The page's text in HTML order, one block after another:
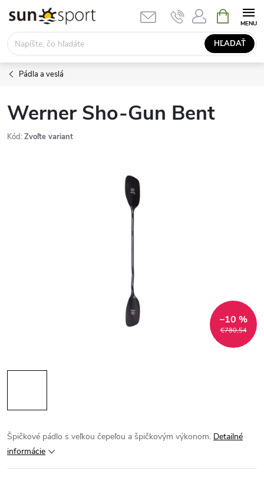
obsah
HĽADAŤ
KOŠÍK
Pádla a veslá
Werner Sho-Gun Bent
Kód: Zvoľte variant
€780,54
–10 %
Špičkové pádlo s veľkou čepeľou a špičkovým výkonom. Detailné
informácie